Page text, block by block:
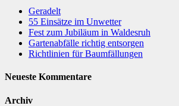
Geradelt
​55 Einsätze im Unwetter
Fest zum Jubiläum in Waldesruh
Gartenabfälle richtig entsorgen
Richtlinien für Baumfällungen
Neueste Kommentare
Archiv